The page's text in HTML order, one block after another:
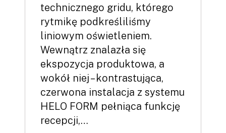
technicznego gridu, którego
rytmikę podkreśliliśmy
liniowym oświetleniem.
Wewnątrz znalazła się
ekspozycja produktowa, a
wokół niej – kontrastująca,
czerwona instalacja z systemu
HELO FORM pełniąca funkcję
recepcji,…